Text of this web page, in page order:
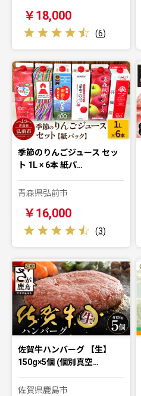
￥18,000
(6)
季節のりんごジュース セッ
ト 1L × 6本 紙パ…
青森県弘前市
￥16,000
(3)
佐賀牛ハンバーグ 【生】
150g×5個 (個別真空…
佐賀県鹿島市